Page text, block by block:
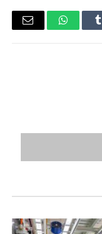
Tumblr واتسابالبريد